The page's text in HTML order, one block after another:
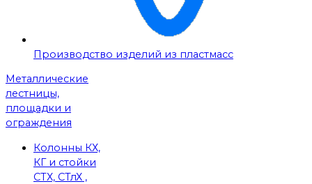
Производство изделий из пластмасс
Металлические
лестницы,
площадки и
ограждения
Колонны КХ,
КГ и стойки
СТХ, СТлХ ,